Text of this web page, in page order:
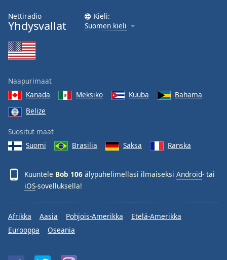
Font
Family
Done
Close
Dialog
dialog
Nettiradio
Yhdysvallat
Kieli:
Suomen kieli
Naapurimaat
Kanada
Meksiko Kuuba
Bahama
Belize
Suositut maat
Suomi
Brasilia Saksa Ranska
Kuuntele Bob 106 älypuhelimellasi ilmaiseksi Android- tai
iOS-sovelluksella!
Afrikka Aasia Pohjois-Amerikka
Etelä-Amerikka
Eurooppa
Oseania